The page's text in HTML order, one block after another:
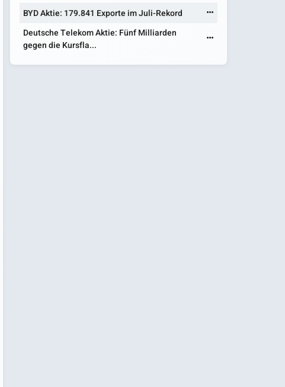
BYD Aktie: 179.841 Exporte im Juli-Rekord
Deutsche Telekom Aktie: Fünf Milliarden
gegen die Kursfla...